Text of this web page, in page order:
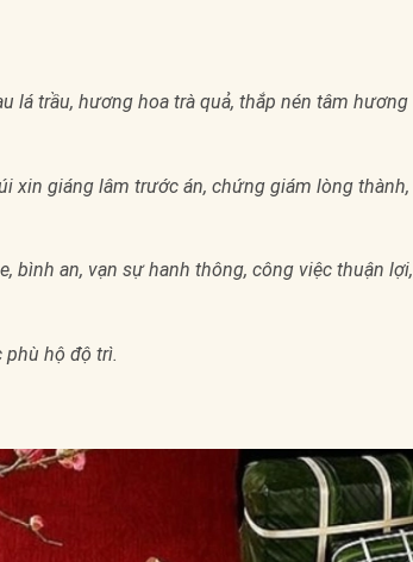
lá trầu, hương hoa trà quả, thắp nén tâm hương
xin giáng lâm trước án, chứng giám lòng thành,
bình an, vạn sự hanh thông, công việc thuận lợi,
phù hộ độ trì.